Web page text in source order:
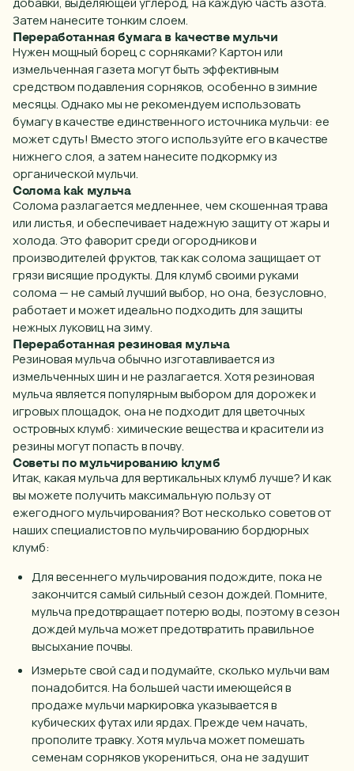
Затем нанесите тонким слоем.
Переработанная бумага в качестве мульчи
Нужен мощный борец с сорняками? Картон или
измельченная газета могут быть эффективным
средством подавления сорняков, особенно в зимние
месяцы. Однако мы не рекомендуем использовать
бумагу в качестве единственного источника мульчи: ее
может сдуть! Вместо этого используйте его в качестве
нижнего слоя, а затем нанесите подкормку из
органической мульчи.
Солома как мульча
Солома разлагается медленнее, чем скошенная трава
или листья, и обеспечивает надежную защиту от жары и
холода. Это фаворит среди огородников и
производителей фруктов, так как солома защищает от
грязи висящие продукты. Дляклумбсвоими руками
солома — не самый лучший выбор, но она, безусловно,
работает и может идеально подходить для защиты
нежных луковиц на зиму.
Переработанная резиновая мульча
Резиновая мульча обычно изготавливается из
измельченных шин и не разлагается. Хотя резиновая
мульча является популярным выбором для дорожек и
игровых площадок, она не подходит для цветочных
островных клумб: химические вещества и красители из
резины могут попасть в почву.
Советы по мульчированию клумб
Итак, какая мульча длявертикальных клумблучше? И как
вы можете получить максимальную пользу от
ежегодного мульчирования? Вот несколько советов от
наших специалистов по мульчированиюбордюрных
клумб:
Для весеннего мульчирования подождите, пока не
закончится самый сильный сезон дождей. Помните,
мульча предотвращает потерю воды, поэтому в сезон
дождей мульча может предотвратить правильное
высыхание почвы.
Измерьте свой сад и подумайте, сколько мульчи вам
понадобится. На большей части имеющейся в
продаже мульчи маркировка указывается в
кубических футах или ярдах. Прежде чем начать,
прополите травку. Хотя мульча может помешать
семенам сорняков укорениться, она не задушит